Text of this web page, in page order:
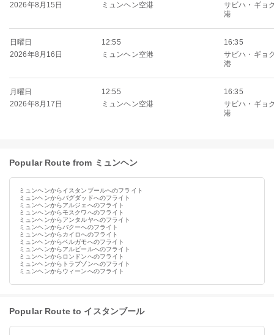
2026年8月15日
ミュンヘン空港
サビハ・ギョ
港
日曜日
2026年8月16日
12:55
ミュンヘン空港
16:35
サビハ・ギョ
港
月曜日
2026年8月17日
12:55
ミュンヘン空港
16:35
サビハ・ギョ
港
Popular Route from ミュンヘン
ミュンヘンからイスタンブールへのフライト
ミュンヘンからバグダッドへのフライト
ミュンヘンからアルジェへのフライト
ミュンヘンからモスクワへのフライト
ミュンヘンからアンタルヤへのフライト
ミュンヘンからバクーへのフライト
ミュンヘンからカイロへのフライト
ミュンヘンからベルガモへのフライト
ミュンヘンからアルビールへのフライト
ミュンヘンからロンドンへのフライト
ミュンヘンからトラブゾンへのフライト
ミュンヘンからウィーンへのフライト
Popular Route to イスタンブール